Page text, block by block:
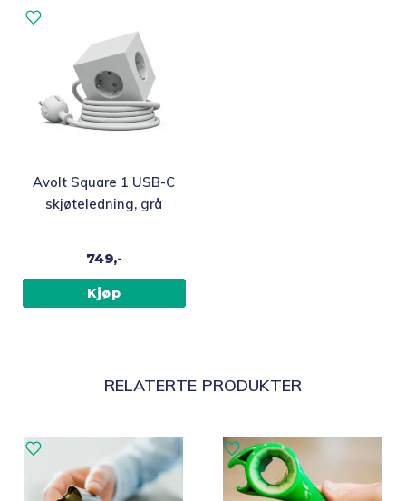
Avolt Square 1 USB-C
skjøteledning, grå
749,-
Kjøp
RELATERTE PRODUKTER